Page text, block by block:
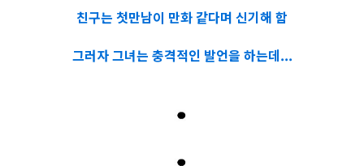
친구는 첫만남이 만화 같다며 신기해 함
그러자 그녀는 충격적인 발언을 하는데...